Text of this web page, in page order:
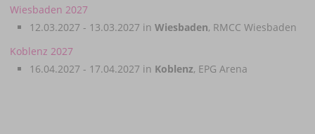
Wiesbaden 2027
12.03.2027 - 13.03.2027 in Wiesbaden, RMCC Wiesbaden
Koblenz 2027
16.04.2027 - 17.04.2027 in Koblenz, EPG Arena